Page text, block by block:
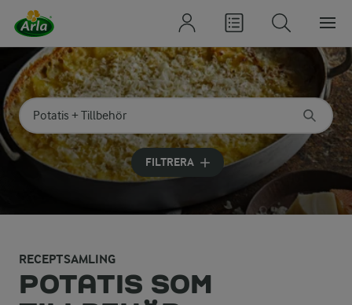
Sök på kategori eller ingrediens
Skriv in sökord för att få förslag
FILTRERA
RECEPTSAMLING
POTATIS SOM